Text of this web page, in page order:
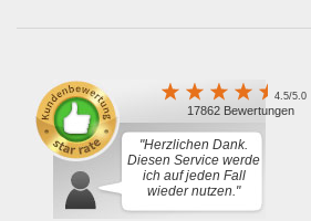
4.5/5.0
17862 Bewertungen
"Herzlichen Dank.
Diesen Service werde
ich auf jeden Fall
wieder nutzen."